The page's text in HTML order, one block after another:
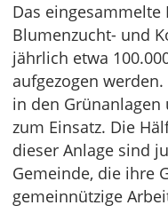
Das
Blumenzucht- und
jährlich etwa
aufgezogen
in den Grünanlagen
zum Einsatz. Die
dieser Anlage sind
Gemeinde, die ihre
gemeinnützige